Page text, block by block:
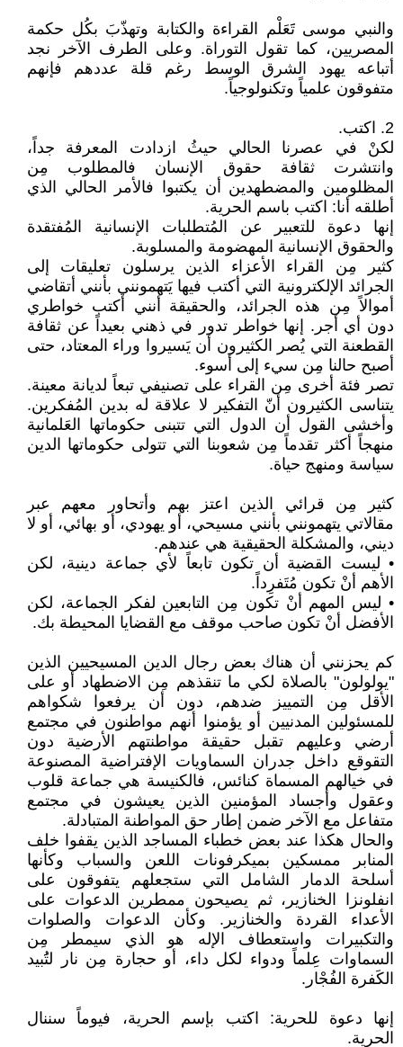
والنبي موسى تََعَلْم القراءة والكتابة وتهذّبَ بكُل حكمة
المصريين، كما تقول التوراة. وعلى الطرف الآخر نجد
أتباعه يهود الشرق الوسط رغم قلة عددهم فإنهم
متفوقون علمياً وتكنولوجياً.
2. اكتب.
لكنْ في عصرنا الحالي حيثُ ازدادت المعرفة جداً،
وانتشرت ثقافة حقوق الإنسان فالمطلوب مِن
المظلومين والمضطهدين أن يكتبوا فالأمر الحالي الذي
أطلقه أنا: اكتب باسم الحرية.
إنها دعوة للتعبير عن المُتطلبات الإنسانية المُفتقدة
والحقوق الإنسانية المهضومة والمسلوبة.
كثير مِن القراء الأعزاء الذين يرسلون تعليقات إلى
الجرائد الإلكترونية التي أكتب فيها يَتهمونني بأنني أتقاضي
أموالاً مِن هذه الجرائد، والحقيقة أنني أكتب خواطري
دون أي أجر. إنها خواطر تدور في ذهني بعيداً عن ثقافة
القطعنة التي يُصر الكثيرون أن يَسيروا وراء المعتاد، حتى
أصبح حالنا مِن سيء إلى أسوء.
تصر فئة أخرى مِن القراء على تصنيفي تبعاً لديانة معينة.
يتناسى الكثيرون أنّ التفكير لا علاقة له بدين المُفكرين.
وأخشى القول أن الدول التي تتبنى حكوماتها العَلمانية
منهجاً أكثر تقدماً مِن شعوبنا التي تتولى حكوماتها الدين
سياسة ومنهج حياة.
كثير مِن قرائي الذين اعتز بهم وأتحاور معهم عبر
مقالاتي يتهمونني بأنني مسيحي، أو يهودي، أو بهائي، أو لا
ديني، والمشكلة الحقيقية هي عندهم.
• ليست القضية أن تكون تابعاً لأي جماعة دينية، لكن
الأهم أنْ تكون مُتَفرِداً.
• ليس المهم أنْ تكون مِن التابعين لفكر الجماعة، لكن
الأفضل أنْ تكون صاحب موقف مع القضايا المحيطة بك.
كم يحزنني أن هناك بعض رجال الدين المسيحيين الذين
"يولولون" بالصلاة لكي ما تنقذهم مِن الاضطهاد أو على
الأقل مِن التمييز ضدهم، دون أن يرفعوا شكواهم
للمسئولين المدنيين أو يؤمنوا أنهم مواطنون في مجتمع
أرضي وعليهم تقبل حقيقة مواطنتهم الأرضية دون
التقوقع داخل جدران السماويات الإفتراضية المصنوعة
في خيالهم المسماة كنائس، فالكنيسة هي جماعة قلوب
وعقول وأجساد المؤمنين الذين يعيشون في مجتمع
متفاعل مع الآخر ضمن إطار حق المواطنة المتبادلة.
والحال هكذا عند بعض خطباء المساجد الذين يقفوا خلف
المنابر ممسكين بميكرفونات اللعن والسباب وكأنها
أسلحة الدمار الشامل التي ستجعلهم يتفوقون على
انفلونزا الخنازير، ثم يصيحون ممطرين الدعوات على
الأعداء القردة والخنازير. وكأن الدعوات والصلوات
والتكبيرات واستعطاف الإله هو الذي سيمطر مِن
السماوات عِلماً ودواء لكل داء، أو حجارة مِن نار لتَُبيد
الكَفرة الفُجْار.
إنها دعوة للحرية: اكتب بإسم الحرية، فيوماً سننال
الحرية.